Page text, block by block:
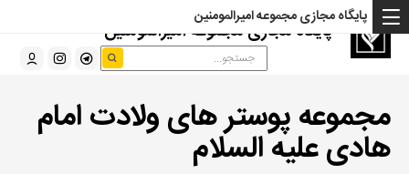
پایگاه مجازی مجموعه امیرالمومنین
پایگاه مجازی مجموعه امیرالمومنین
مجموعه پوستر های ولادت امام
هادی علیه السلام